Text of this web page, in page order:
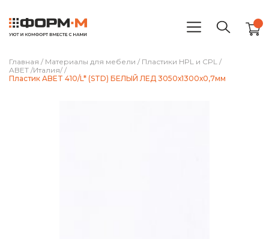
Главная / Материалы для мебели / Пластики HPL и CPL /
ABET /Италия/ /
Пластик ABET 410/L* (STD) БЕЛЫЙ ЛЕД 3050х1300х0,7мм